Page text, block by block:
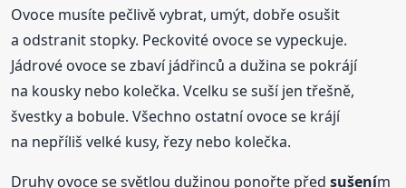
Ovoce musíte pečlivě vybrat, umýt, dobře osušit
a odstranit stopky. Peckovité ovoce se vypeckuje.
Jádrové ovoce se zbaví jádřinců a dužina se pokrájí
na kousky nebo kolečka. Vcelku se suší jen třešně,
švestky a bobule. Všechno ostatní ovoce se krájí
na nepříliš velké kusy, řezy nebo kolečka.
Druhy ovoce se světlou dužinou ponořte předsušením